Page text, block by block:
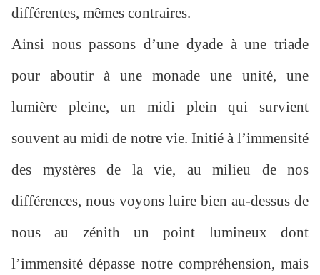
différentes, mêmes contraires.
Ainsi nous passons d’une dyade à une triade
pour aboutir à une monade une unité, une
lumière pleine, un midi plein qui survient
souvent au midi de notre vie. Initié à l’immensité
des mystères de la vie, au milieu de nos
différences, nous voyons luire bien au-dessus de
nous au zénith un point lumineux dont
l’immensité dépasse notre compréhension, mais